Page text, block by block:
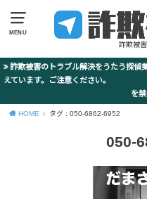
MENU
詐欺被
詐欺被害のトラブル解決をうたう探偵
えています。ご注意ください。 【
を禁
HOME タグ : 050-6862-6952
050-